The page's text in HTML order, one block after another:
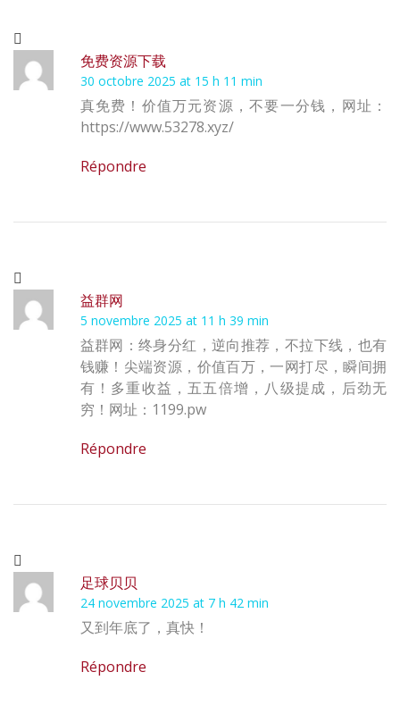
免费资源下载
30 octobre 2025 at 15 h 11 min
真免费！价值万元资源，不要一分钱，网址：
https://www.53278.xyz/
Répondre
益群网
5 novembre 2025 at 11 h 39 min
益群网：终身分红，逆向推荐，不拉下线，也有
钱赚！尖端资源，价值百万，一网打尽，瞬间拥
有！多重收益，五五倍增，八级提成，后劲无
穷！网址：1199.pw
Répondre
足球贝贝
24 novembre 2025 at 7 h 42 min
又到年底了，真快！
Répondre